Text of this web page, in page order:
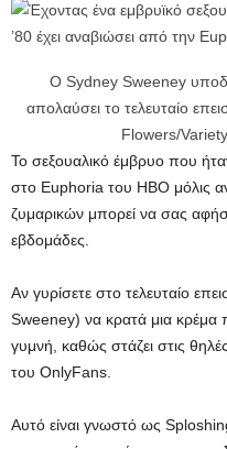
Ο Sydney Sweeney
απολαύσει το τελευταίο
Flowers/
Το σεξουαλικό έμβρυο που
στο Euphoria του HBO μόλις
ζυμαρικών μπορεί να σας
εβδομάδες.
Αν γυρίσετε στο τελευταίο
Sweeney) να κρατά μια κρέμα
γυμνή, καθώς στάζει στις
του OnlyFans.
Αυτό είναι γνωστό ως